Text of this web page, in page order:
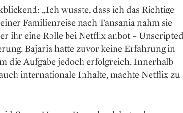
„Ich wusste, dass ich das Richtige
Familienreise nach Tansania nahm sie
ihr eine Rolle bei Netflix anbot – Unscripted
Bajaria hatte zuvor keine Erfahrung in
die Aufgabe jedoch erfolgreich. Innerhalb
internationale Inhalte, machte Netflix zu